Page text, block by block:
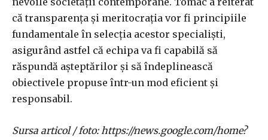
că transparența și meritocrația vor fi principiile
fundamentale în selecția acestor specialiști,
asigurând astfel că echipa va fi capabilă să
răspundă așteptărilor și să îndeplinească
obiectivele propuse într-un mod eficient și
responsabil.
Sursa articol / foto: https://news.google.com/home?